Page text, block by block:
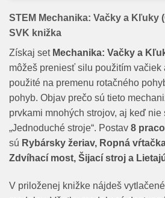
STEM Mechanika: Vačky a Kľuky
SVK knižka
Získaj set Mechanika: Vačky a
môžeš preniesť silu použitím
použité na premenu rotačného
pohyb. Objav prečo sú tieto
prvkami mnohých strojov, aj keď nie
„Jednoduché stroje“. Postav 8
sú Rybársky žeriav, Ropná
Zdvíhací most, Šijací stroj a
V priloženej knižke nájdeš